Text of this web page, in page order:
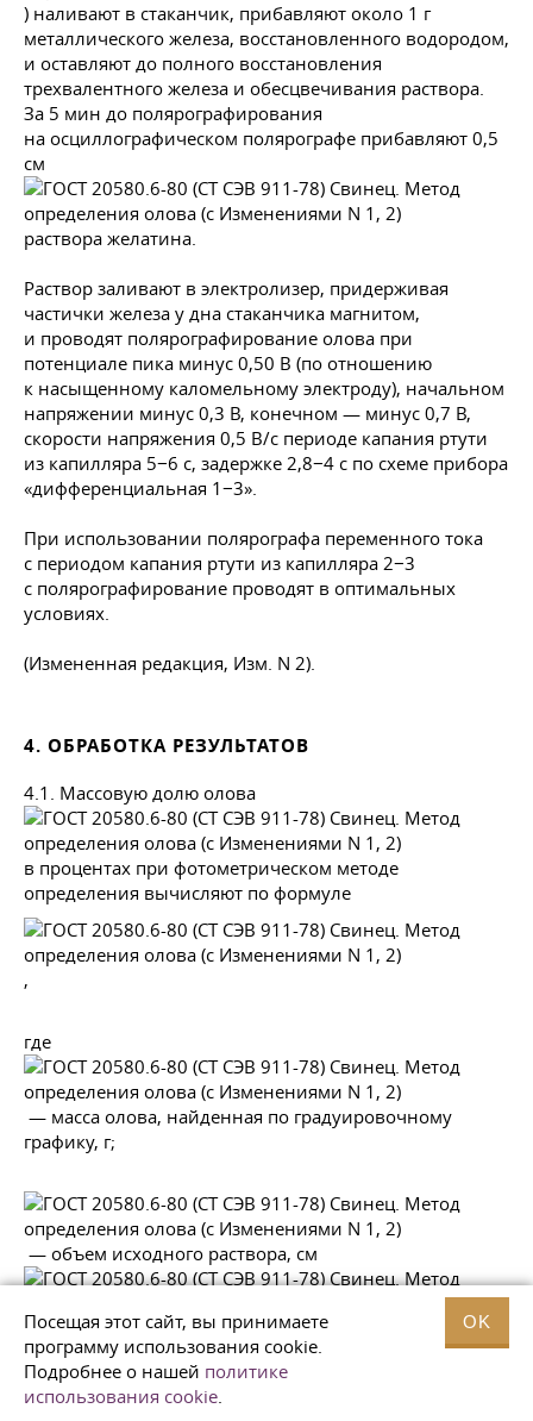
Посещая этот сайт, вы принимаете
программу использования cookie.
Подробнее о нашей политике
использования cookie.
OK
) наливают в стаканчик, прибавляют около 1 г
металлического железа, восстановленного водородом,
и оставляют до полного восстановления
трехвалентного железа и обесцвечивания раствора.
За 5 мин до полярографирования
на осциллографическом полярографе прибавляют 0,5
см
раствора желатина.
Раствор заливают в электролизер, придерживая
частички железа у дна стаканчика магнитом,
и проводят полярографирование олова при
потенциале пика минус 0,50 В (по отношению
к насыщенному каломельному электроду), начальном
напряжении минус 0,3 В, конечном — минус 0,7 В,
скорости напряжения 0,5 В/с периоде капания ртути
из капилляра 5−6 с, задержке 2,8−4 с по схеме прибора
«дифференциальная 1−3».
При использовании полярографа переменного тока
с периодом капания ртути из капилляра 2−3
с полярографирование проводят в оптимальных
условиях.
(Измененная редакция, Изм. N 2).
4. ОБРАБОТКА РЕЗУЛЬТАТОВ
4.1. Массовую долю олова
в процентах при фотометрическом методе
определения вычисляют по формуле
,
где
— масса олова, найденная по градуировочному
графику, г;
— объем исходного раствора, см
;